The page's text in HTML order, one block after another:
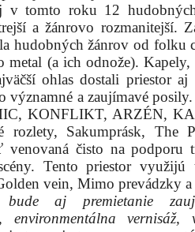
v tomto roku 12
a žánrovo rozmanitejší.
hudobných žánrov od folku
metal (a ich odnože). Kapely,
ohlas dostali priestor
významné a zaujímavé
KONFLIKT, ARZÉN,
rozlety, Sakumprásk, The
venovaná čisto na podporu
Tento priestor využijú
vein, Mimo prevádzky
bude aj premietanie
environmentálna